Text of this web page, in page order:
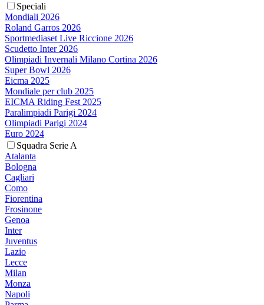
Speciali
Mondiali 2026
Roland Garros 2026
Sportmediaset Live Riccione 2026
Scudetto Inter 2026
Olimpiadi Invernali Milano Cortina 2026
Super Bowl 2026
Eicma 2025
Mondiale per club 2025
EICMA Riding Fest 2025
Paralimpiadi Parigi 2024
Olimpiadi Parigi 2024
Euro 2024
Squadra Serie A
Atalanta
Bologna
Cagliari
Como
Fiorentina
Frosinone
Genoa
Inter
Juventus
Lazio
Lecce
Milan
Monza
Napoli